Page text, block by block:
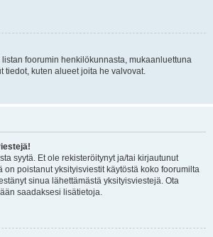
foorumin henkilökunnasta, mukaanluettuna
tiedot, kuten alueet joita he valvovat.
syytä. Et ole rekisteröitynyt ja/tai kirjautunut
on poistanut yksityisviestit käytöstä koko foorumilta
sinua lähettämästä yksityisviestejä. Ota
saadaksesi lisätietoja.